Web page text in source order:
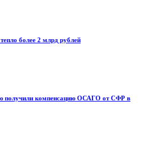
более 2 млрд рублей
получили компенсацию ОСАГО от СФР в